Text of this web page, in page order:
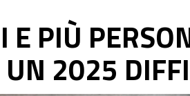
PIÙ
UN 2025